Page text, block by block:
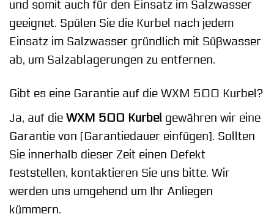
und somit auch für den Einsatz im Salzwasser
geeignet. Spülen Sie die Kurbel nach jedem
Einsatz im Salzwasser gründlich mit Süßwasser
ab, um Salzablagerungen zu entfernen.
Gibt es eine Garantie auf die WXM 500 Kurbel?
Ja, auf die WXM 500 Kurbel gewähren wir eine
Garantie von [Garantiedauer einfügen]. Sollten
Sie innerhalb dieser Zeit einen Defekt
feststellen, kontaktieren Sie uns bitte. Wir
werden uns umgehend um Ihr Anliegen
kümmern.